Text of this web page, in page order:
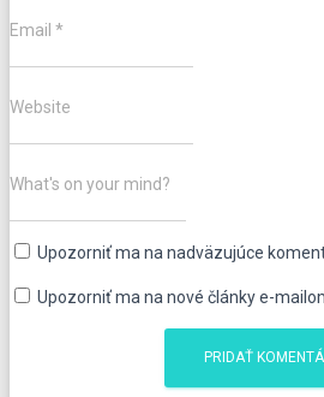
Email *
Website
What's on your mind?
Upozorniť ma na nadväzujúce
Upozorniť ma na nové články e-